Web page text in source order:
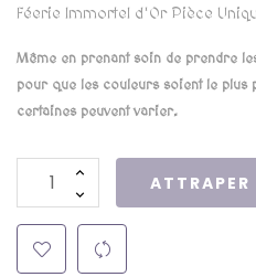
Féerie Immortel d'Or Pièce
Même en prenant soin de prendre
pour que les couleurs soient le
certaines peuvent varier.
ATTRAPER